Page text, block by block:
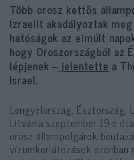
Több orosz kettős
izraelit akadályoztak
hatóságok az elmúlt
hogy Oroszországból az
lépjenek – jelentette a
Israel.
Lengyelország, Észtország,
Litvánia szeptember 19-e
orosz állampolgárok
vízumkorlátozások azonban